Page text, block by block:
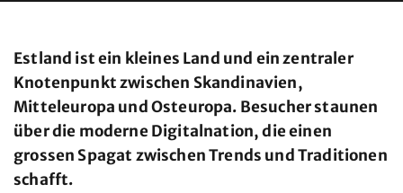
Estland ist ein kleines Land und ein zentraler
Knotenpunkt zwischen Skandinavien,
Mitteleuropa und Osteuropa. Besucher staunen
über die moderne Digitalnation, die einen
grossen Spagat zwischen Trends und Traditionen
schafft.